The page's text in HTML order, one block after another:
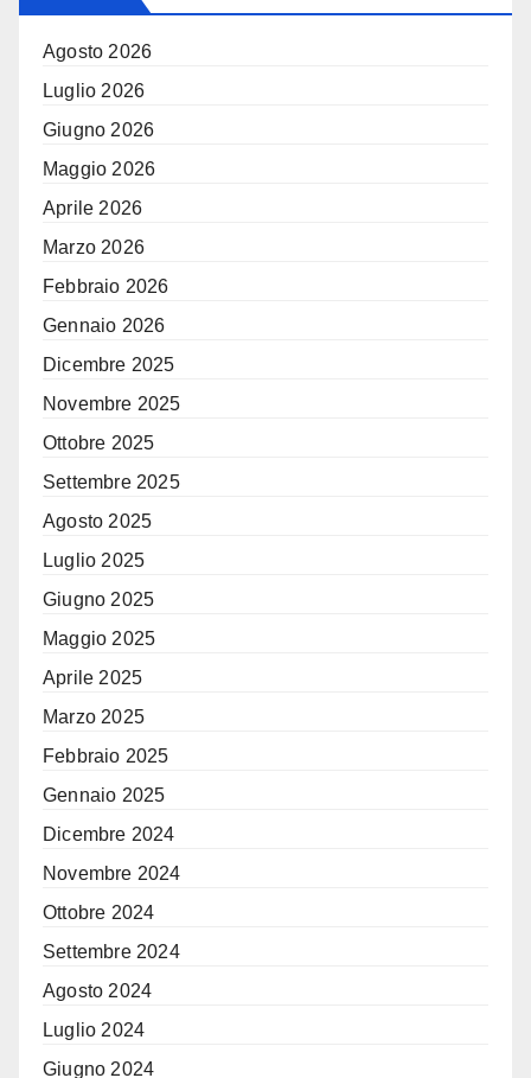
Agosto 2026
Luglio 2026
Giugno 2026
Maggio 2026
Aprile 2026
Marzo 2026
Febbraio 2026
Gennaio 2026
Dicembre 2025
Novembre 2025
Ottobre 2025
Settembre 2025
Agosto 2025
Luglio 2025
Giugno 2025
Maggio 2025
Aprile 2025
Marzo 2025
Febbraio 2025
Gennaio 2025
Dicembre 2024
Novembre 2024
Ottobre 2024
Settembre 2024
Agosto 2024
Luglio 2024
Giugno 2024